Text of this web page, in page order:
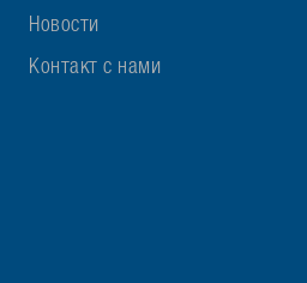
Новости
Контакт с нами